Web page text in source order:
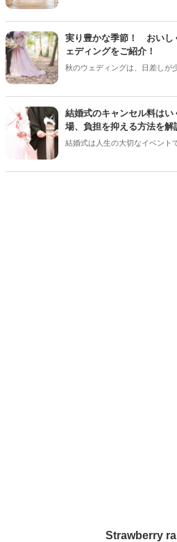
チ」♡ お花をたっぷり使った
るコーディネートが人気を集め
ムスペース、フォトブースなど
も魅力のひとつ＊ 今回は、フ
ンジアイデアをご紹介します♡
実り豊かな季節！ おいし
ェディングをご紹介！
秋のウェディングは、日差しが
色々なことへの行動的がみな
クして準備を進めましょう♪
結婚式のキャンセル料は
場、負担を抑える方法を
結婚式は人生の大切なイベント
ベントでも、やむを得ない事
Strawberry